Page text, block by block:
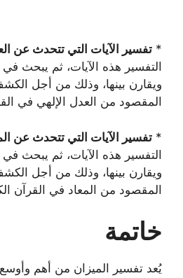
* تفسير الآيات التي تتحدث عن
التفسير هذه الآيات، ثم يبحث في
ويقارن بينها، وذلك من أجل
المقصود من العدل الإلهي في
* تفسير الآيات التي تتحدث عن
التفسير هذه الآيات، ثم يبحث في
ويقارن بينها، وذلك من أجل
المقصود من المعاد في القرآن
خاتمة
يُعد تفسير الميزان من أهم وأوسع